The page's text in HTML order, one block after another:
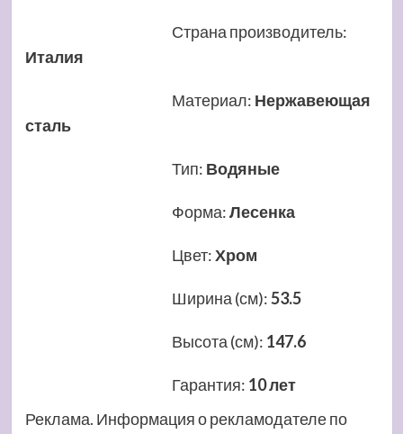
Страна производитель:
Италия
Материал: Нержавеющая
сталь
Тип: Водяные
Форма:Лесенка
Цвет:Хром
Ширина (см):53.5
Высота (см): 147.6
Гарантия: 10 лет
Реклама. Информация о рекламодателе по